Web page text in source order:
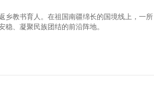
乡教书育人。在祖国南疆绵长的国境线上，一所
、凝聚民族团结的前沿阵地。